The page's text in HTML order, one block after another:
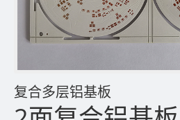
复合多层铝基板